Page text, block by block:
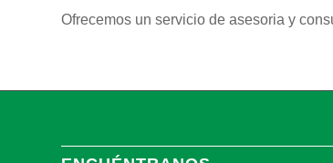
Ofrecemos un servicio de asesoria y